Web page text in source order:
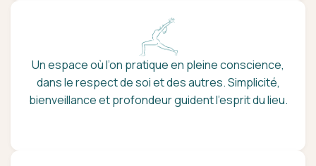
Un espace où l’on pratique en pleine conscience,
dans le respect de soi et des autres. Simplicité,
bienveillance et profondeur guident l’esprit du lieu.